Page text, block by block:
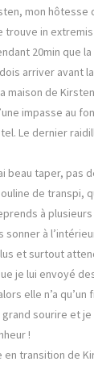
mon hôtesse
in extremis
20min que
arriver avant
maison de
impasse au
Le dernier
beau taper, pas
de transpi,
à
sonner à
et surtout
je lui envoyé
elle n’a qu’un
grand sourire et
!
en transition de